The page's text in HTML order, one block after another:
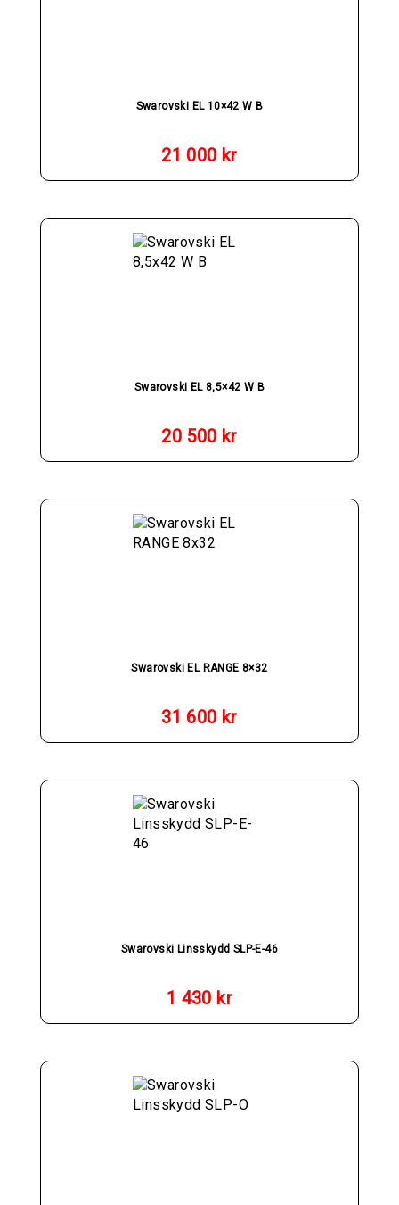
Swarovski EL 10×42 W B
21 000 kr
Swarovski EL 8,5×42 W B
20 500 kr
Swarovski EL RANGE 8×32
31 600 kr
Swarovski Linsskydd SLP-E-46
1 430 kr